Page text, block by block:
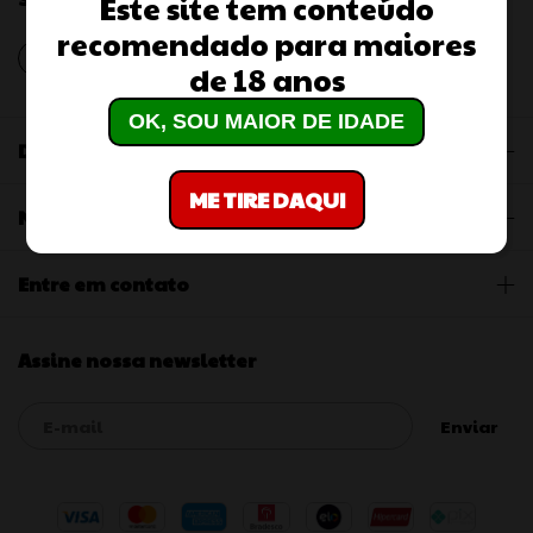
Departamentos
Navegação
Entre em contato
Assine nossa newsletter
recomendado para maiores
de 18 anos
OK, SOU MAIOR DE IDADE
ME TIRE DAQUI